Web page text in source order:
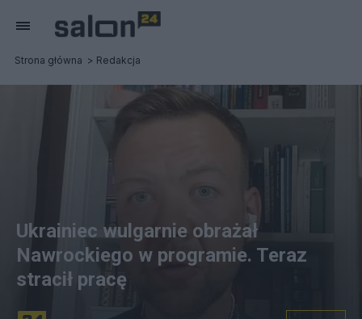
Strona główna Redakcja
Ukrainiec wulgarnie obrażał
Nawrockiego w programie. Teraz
stracił pracę